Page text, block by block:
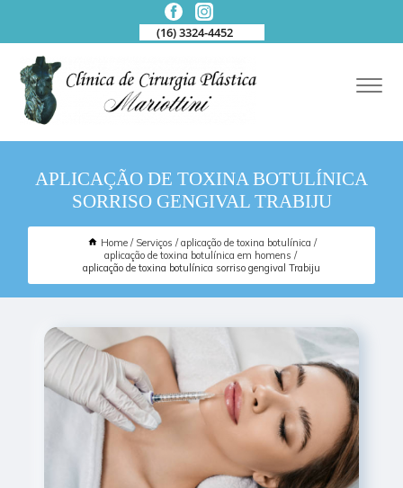
(16) 3324-4452
APLICAÇÃO DE TOXINA BOTULÍNICA
SORRISO GENGIVAL TRABIJU
Home Serviços
aplicação de toxina botulínica
aplicação de toxina botulínica em homens
aplicação de toxina botulínica sorriso gengival Trabiju